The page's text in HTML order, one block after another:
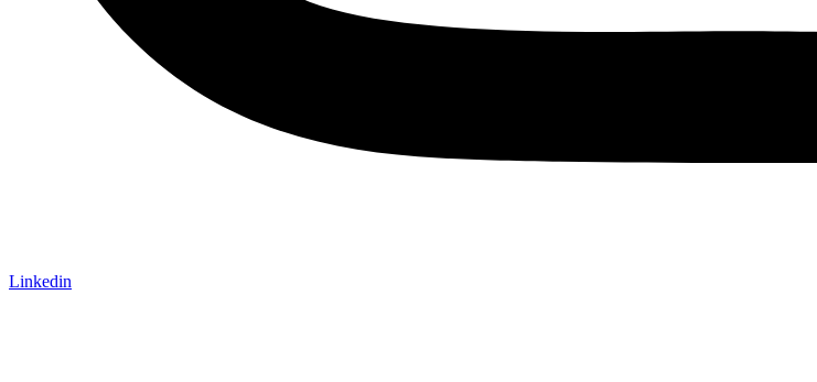
Linkedin